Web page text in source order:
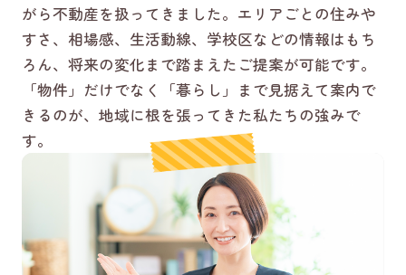
がら不動産を扱ってきました。エリアごとの住みや
すさ、相場感、生活動線、学校区などの情報はもち
ろん、将来の変化まで踏まえたご提案が可能です。
「物件」だけでなく「暮らし」まで見据えて案内で
きるのが、地域に根を張ってきた私たちの強みで
す。